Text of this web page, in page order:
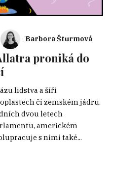
Barbora Šturmová
proniká do
lidstva a šíří
či zemském jádru.
dvou letech
americkém
s nimi také...